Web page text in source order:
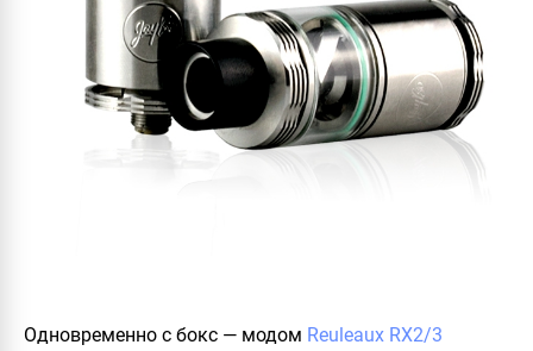
Одновременно с бокс — модом Reuleaux RX2/3